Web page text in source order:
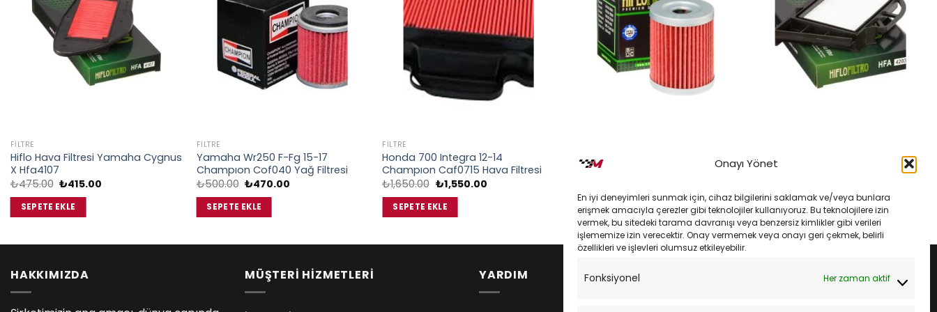
Onayı Yönet
En iyi deneyimleri sunmak için, cihaz bilgilerini saklamak ve/veya bunlara
erişmek amacıyla çerezler gibi teknolojiler kullanıyoruz. Bu teknolojilere izin
vermek, bu sitedeki tarama davranışı veya benzersiz kimlikler gibi verileri
işlememize izin verecektir. Onay vermemek veya onayı geri çekmek, belirli
özellikleri ve işlevleri olumsuz etkileyebilir.
Fonksiyonel Her zaman aktif
FILTRE
Hiflo Hava Filtresi Yamaha Cygnus
X Hfa4107
₺475.00 Orijinal
₺475.00.
₺415.00
SEPETE EKLE
FILTRE
Yamaha Wr250 F-Fg 15-17
Champıon Cof040 Yağ Filtresi
₺500.00 Orijinal
₺500.00.
₺470.00Şu
SEPETE EKLE
FILTRE
Honda 700 Integra 12-14
Champıon Caf0715 Hava Filtresi
₺1,650.00 Orijinal
fiyat:
₺1,650.00.
₺1,550.00Şu
SEPETE EKLE
Yamaha X-Max 400 2013 2020
Hiflo Hf132 Hf972 Yağ Filtresi
SEPETE EKLE
Yamaha Xcıty 250 Hiflo Hfa4203
Varyatör Hava Filtresi
fiyat:
₺532.00.
andaki
fiyat:
₺500.00.
SEPETE EKLE
HAKKIMIZDA MÜŞTERİ HİZMETLERİ YARDIM